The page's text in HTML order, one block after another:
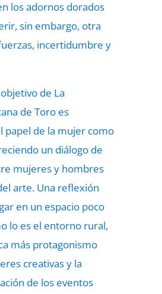
los adornos dorados
sin embargo, otra
incertidumbre y
de La
de Toro es
papel de la mujer como
un diálogo de
mujeres y hombres
arte. Una reflexión
en un espacio poco
lo es el entorno rural,
más protagonismo
creativas y la
de los eventos